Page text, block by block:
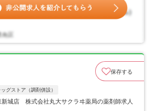
保存する
ッグストア（調剤併設）
城店 株式会社丸大サクラヰ薬局の薬剤師求人